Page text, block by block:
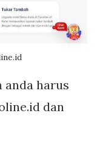
anda harus
dan